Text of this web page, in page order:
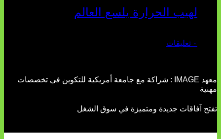
لهيب الحرارة يلسع العالم
٠ تعليقات
معهد IMAGE : شراكة مع جامعة أمريكية للتكوين في تخصصات
مهنية
تفتح آفاقات جديدة ومتميزة في سوق الشغل